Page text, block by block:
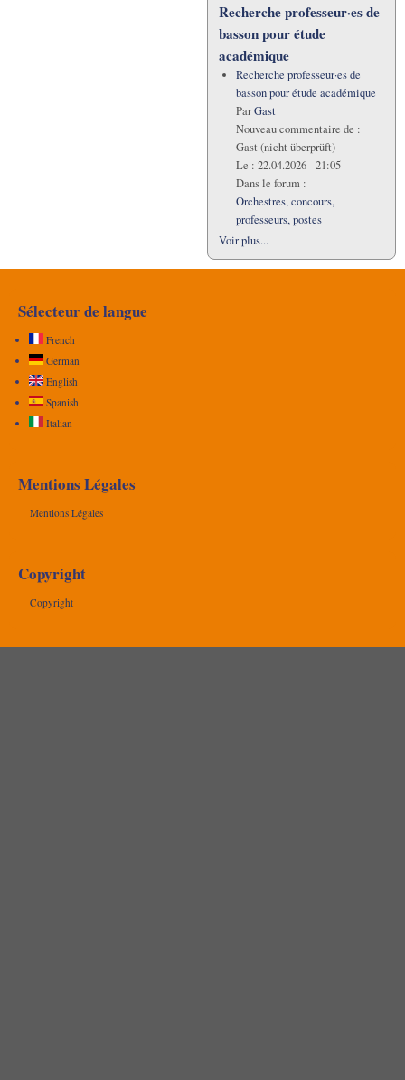
Recherche professeur·es de
basson pour étude
académique
Recherche professeur·es de
basson pour étude académique
ParGast
Nouveau commentaire de :
Gast (nicht überprüft)
Le : 22.04.2026 - 21:05
Dans le forum :
Orchestres, concours,
professeurs, postes
Voir plus...
Sélecteur de langue
French
German
English
Spanish
Italian
Mentions Légales
Mentions Légales
Copyright
Copyright